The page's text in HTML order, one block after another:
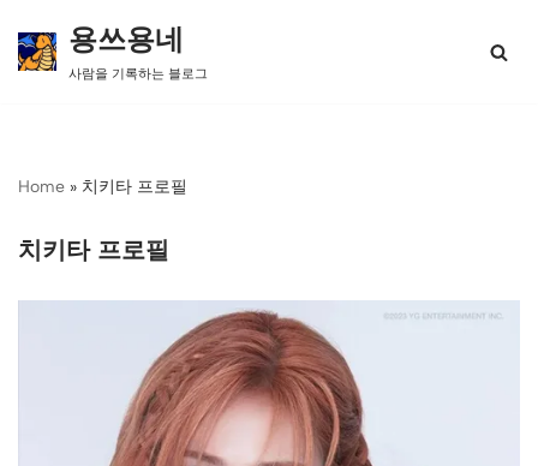
콘
너
용쓰용네
사람을 기록하는 블로그
Home » 치키타 프로필
치키타 프로필